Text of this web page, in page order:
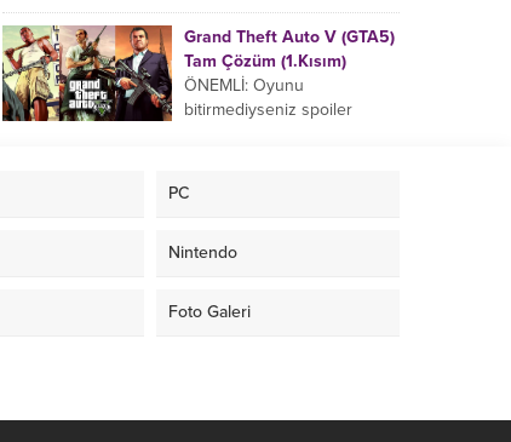
aktifleştirmek için aşağıdaki
hile kodlarını klavyenizdeki ,
veya tuşuna basarak açılan
bölüme girin....
Grand Theft Auto V (GTA5)
Tam Çözüm (1.Kısım)
ÖNEMLİ: Oyunu
bitirmediyseniz spoiler
geçin. HİKAYE Kuzey
suç ortaklarından...
PC
Nintendo
Foto Galeri